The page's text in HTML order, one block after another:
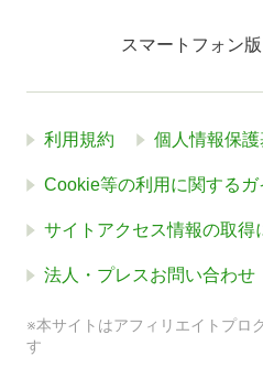
スマートフォン版
利用規約 個人情報保
Cookie等の利用に関するガ
サイトアクセス情報の取得
法人・プレスお問い合わせ
※本サイトはアフィリエイトプロ
す